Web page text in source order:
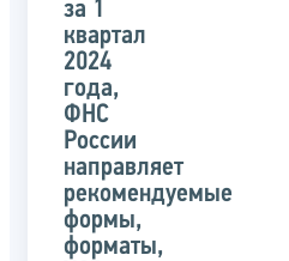
за 1
квартал
2024
года,
ФНС
России
направляет
рекомендуемые
формы,
форматы,